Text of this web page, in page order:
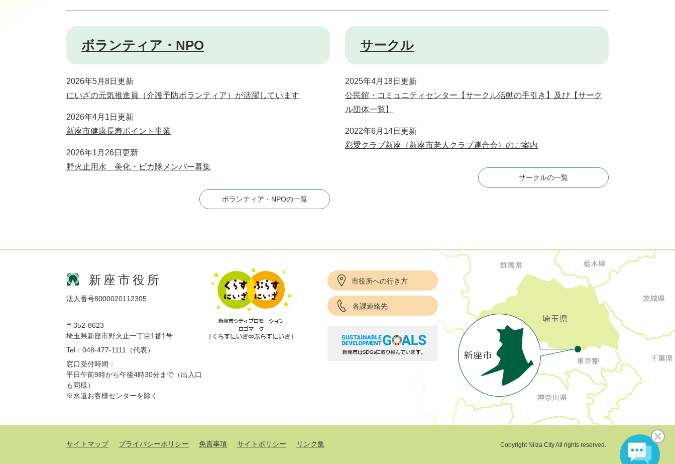
ボランティア・NPO
2026年5月8日更新
にいざの元気推進員（介護予防ボランティア）が活躍しています
2026年4月1日更新
新座市健康長寿ポイント事業
2026年1月26日更新
野火止用水 美化・ピカ隊メンバー募集
ボランティア・NPOの一覧
サークル
2025年4月18日更新
公民館・コミュニティセンター【サークル活動の手引き】及び【サーク
ル団体一覧】
2022年6月14日更新
彩愛クラブ新座（新座市老人クラブ連合会）のご案内
サークルの一覧
新座市役所
法人番号8000020112305
〒352-8623
埼玉県新座市野火止一丁目1番1号
Tel：048-477-1111（代表）
窓口受付時間：
平日午前9時から午後4時30分まで（出入口
も同様）
※水道お客様センターを除く
市役所への行き方
各課連絡先
サイトマップ プライバシーポリシー 免責事項 サイトポリシー リンク集 Copyright Niiza City All rights reserved.